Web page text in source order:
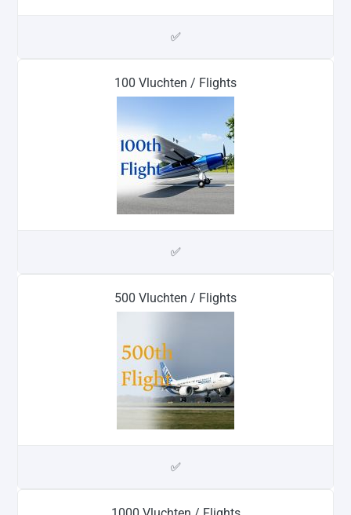
✅
100 Vluchten / Flights
✅
500 Vluchten / Flights
✅